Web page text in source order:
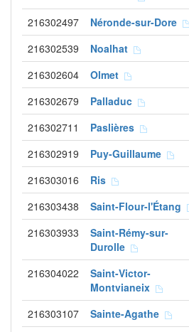
216302497 Néronde-sur-Dore
216302539 Noalhat
216302604 Olmet
216302679 Palladuc
216302711 Paslières
216302919 Puy-Guillaume
216303016 Ris
216303438 Saint-Flour-l'Étang
216303933
Saint-Rémy-sur-
Durolle
216304022
Saint-Victor-
Montvianeix
216303107 Sainte-Agathe